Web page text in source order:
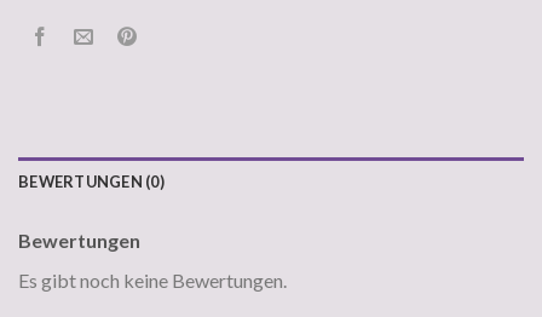
BEWERTUNGEN (0)
Bewertungen
Es gibt noch keine Bewertungen.